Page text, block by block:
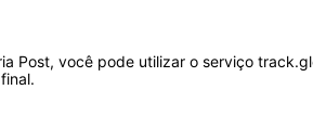
Post, você pode utilizar o serviço